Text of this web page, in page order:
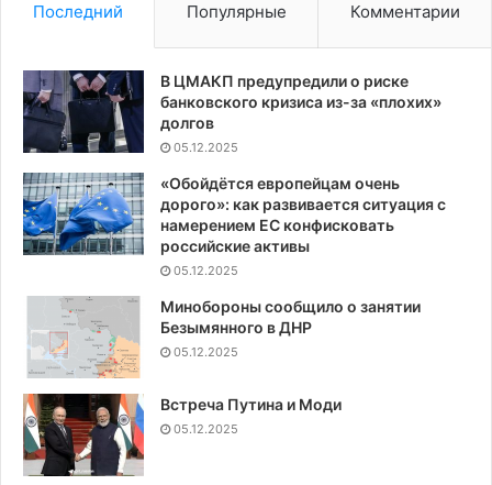
Последний Популярные Комментарии
В ЦМАКП предупредили о риске
банковского кризиса из-за «плохих»
долгов
05.12.2025
«Обойдётся европейцам очень
дорого»: как развивается ситуация с
намерением ЕС конфисковать
российские активы
05.12.2025
Минобороны сообщило о занятии
Безымянного в ДНР
05.12.2025
Встреча Путина и Моди
05.12.2025